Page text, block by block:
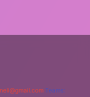
Teams: